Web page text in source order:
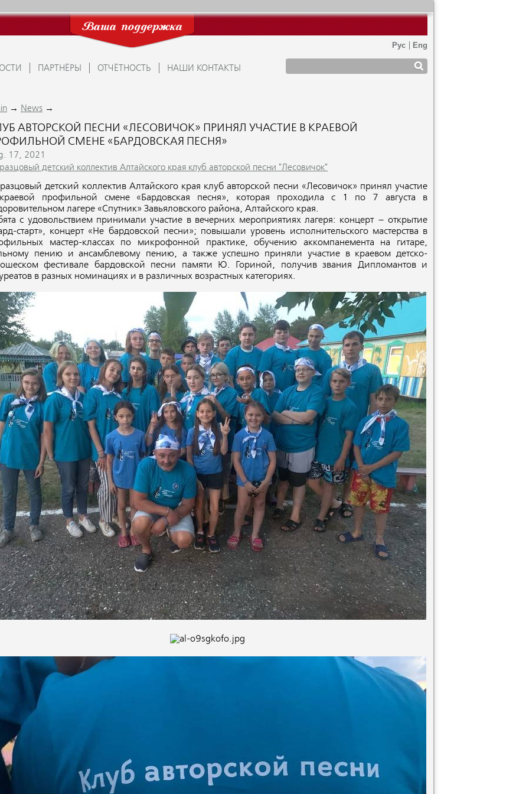
Ваша поддержка
ПАРТНЁРЫ ОТЧЁТНОСТЬ НАШИ КОНТАКТЫ
→ News →
АВТОРСКОЙ ПЕСНИ «ЛЕСОВИЧОК» ПРИНЯЛ УЧАСТИЕ В КРАЕВОЙ
СМЕНЕ «БАРДОВСКАЯ ПЕСНЯ»
17, 2021
детский коллектив Алтайского края клуб авторской песни "Лесовичок"
детский коллектив Алтайского края клуб авторской песни «Лесовичок» принял участие
профильной смене «Бардовская песня», которая проходила с 1 по 7 августа в
лагере «Спутник» Завьяловского района, Алтайского края.
с удовольствием принимали участие в вечерних мероприятиях лагеря: концерт – открытие
старт», концерт «Не бардовской песни»; повышали уровень исполнительского мастерства в
мастер-классах
по микрофонной практике, обучению аккомпанемента на гитаре,
пению и ансамблевому пению, а также успешно приняли участие в краевом детско-
фестивале бардовской песни памяти Ю. Гориной, получив звания Дипломантов и
в разных номинациях и в различных возрастных категориях.